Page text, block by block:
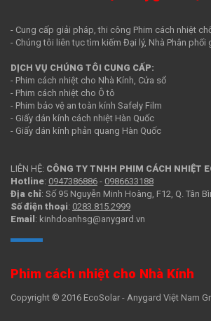
- Cung cấp giải pháp, thi công Phim cách nhiệt
- Chúng tôi liên tục tìm kiếm Đại lý, Nhà Phân
DỊCH VỤ CHÚNG TÔI CUNG CẤP:
- Phim cách nhiệt cho Nhà Kính, Cửa sổ
- Phim cách nhiệt cho Ô tô
- Phim bảo vệ an toàn kính Safely Film
- Giấy dán kính cách nhiệt Hàn Quốc
- Giấy dán kính phản quang Hàn Quốc
LIÊN HỆ: CÔNG TY TNHH PHIM CÁCH NHIỆT
Hotline: 0947386886 - 0986633188
Địa chỉ: Số 95 Nguyễn Minh Hoàng, F12, Q. Tân
Số điện thoại: 0283.815.2999
Email : kinhdoanhsg@anygard.vn
Phim cách nhiệt cho Nhà Kính
Copyright © 2016 EcoSolar - Anygard Việt Nam